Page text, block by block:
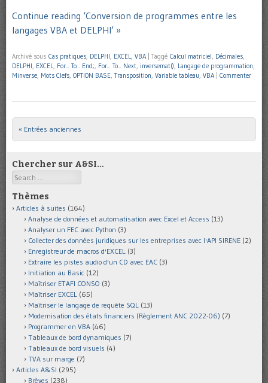
Continue reading ‘Conversion de programmes entre les
langages VBA et DELPHI’ »
Archivé sous Cas pratiques, DELPHI, EXCEL, VBA Taggé Calcul matriciel, Décimales,
DELPHI, EXCEL, For... To... End;, For... To... Next, inversemat(), Langage de programmation,
Minverse, Mots Clefs, OPTION BASE, Transposition, Variable tableau, VBA Commenter
Post navigation
« Entrées anciennes
Chercher sur A&SI…
Search
Thèmes
Articles à suites (164)
Analyse de données et automatisation avec Excel et Access (13)
Analyser un FEC avec Python (3)
Collecter des données juridiques sur les entreprises avec l'API SIRENE (2)
Enregistreur de macros d'EXCEL (3)
Extraire les pistes audio d'un CD avec EAC (3)
Initiation au Basic (12)
Maîtriser ETAFI CONSO (3)
Maîtriser EXCEL (65)
Maîtriser le langage de requête SQL (13)
Modernisation des états financiers (Règlement ANC 2022-06) (7)
Programmer en VBA (46)
Tableaux de bord dynamiques (7)
Tableaux de bord visuels (4)
TVA sur marge (7)
Articles A&SI (295)
Brèves (238)